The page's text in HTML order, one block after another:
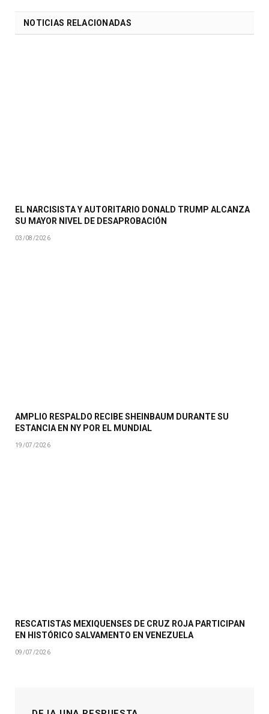
NOTICIAS RELACIONADAS
EL NARCISISTA Y AUTORITARIO DONALD TRUMP ALCANZA
SU MAYOR NIVEL DE DESAPROBACIÓN
03/08/2026
AMPLIO RESPALDO RECIBE SHEINBAUM DURANTE SU
ESTANCIA EN NY POR EL MUNDIAL
19/07/2026
RESCATISTAS MEXIQUENSES DE CRUZ ROJA PARTICIPAN
EN HISTÓRICO SALVAMENTO EN VENEZUELA
09/07/2026